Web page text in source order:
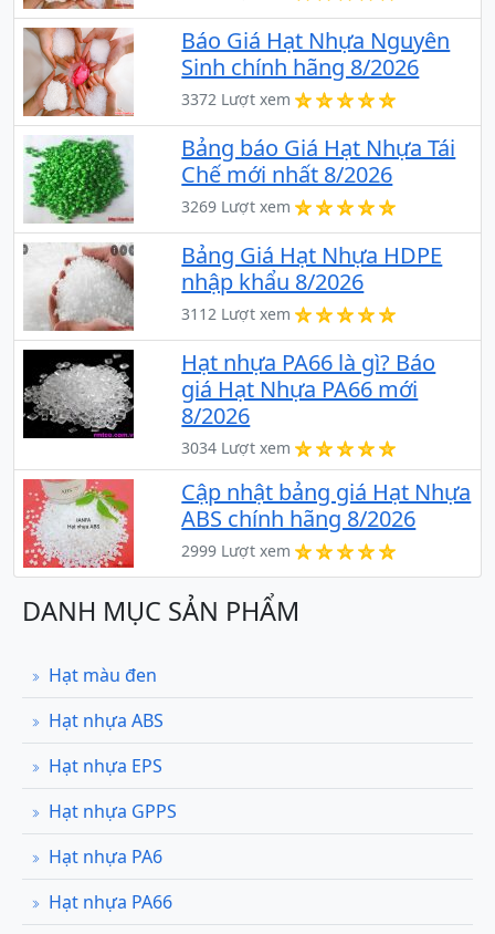
Báo Giá Hạt Nhựa Nguyên
Sinh chính hãng 8/2026
3372 Lượt xem
Bảng báo Giá Hạt Nhựa Tái
Chế mới nhất 8/2026
3269 Lượt xem
Bảng Giá Hạt Nhựa HDPE
nhập khẩu 8/2026
3112 Lượt xem
Hạt nhựa PA66 là gì? Báo
giá Hạt Nhựa PA66 mới
8/2026
3034 Lượt xem
Cập nhật bảng giá Hạt Nhựa
ABS chính hãng 8/2026
2999 Lượt xem
DANH MỤC SẢN PHẨM
Hạt màu đen
Hạt nhựa ABS
Hạt nhựa EPS
Hạt nhựa GPPS
Hạt nhựa PA6
Hạt nhựa PA66